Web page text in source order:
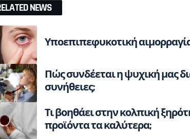
NEWS
Υποεπιπεφυκοτική
Πώς συνδέεται η ψυχική μας
συνήθειες;
Τι βοηθάει στην κολπική
προϊόντα τα καλύτερα;